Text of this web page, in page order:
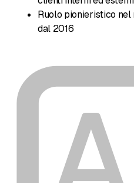
Ruolo pionieristico
dal 2016